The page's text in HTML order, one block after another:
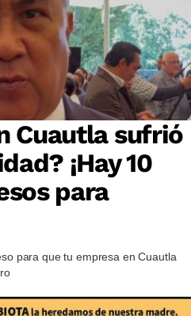
Cuautla sufrió
¡Hay 10
para
para que tu empresa en Cuautla